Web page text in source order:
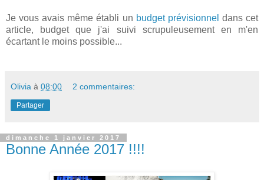
Je vous avais même établi un budget prévisionnel dans cet
article, budget que j'ai suivi scrupuleusement en m'en
écartant le moins possible...
Olivia à 08:00 2 commentaires:
Partager
dimanche 1 janvier 2017
Bonne Année 2017 !!!!